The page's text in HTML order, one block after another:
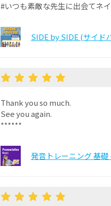
#いつも素敵な先生に出会てネ
SIDE by SIDE (サイド
Thank you so much.
See you again.
******
発音トレーニング 基礎